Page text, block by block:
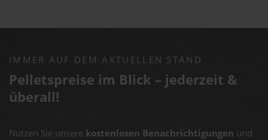
IMMER AUF DEM AKTUELLEN STAND
Pelletspreise im Blick – jederzeit &
überall!
Nutzen Sie unsere kostenlosen Benachrichtigungen und